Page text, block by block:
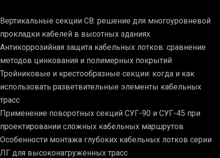
Вертикальные секции СВ: решение для многоуровневой
прокладки кабелей в высотных зданиях
Антикоррозийная защита кабельных лотков: сравнение
методов цинкования и полимерных покрытий
Тройниковые и крестообразные секции: когда и как
использовать разветвительные элементы кабельных
трасс
Применение поворотных секций СУГ-90 и СУГ-45 при
проектировании сложных кабельных маршрутов
Особенности монтажа глубоких кабельных лотков серии
ЛГ для высоконагруженных трасс